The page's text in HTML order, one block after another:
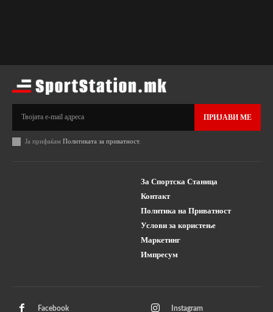
ПРИЈАВИ МЕ
Ја прифаќам Политиката за приватност.
За Спортска Станица
Контакт
Политика на Приватност
Услови за користење
Маркетинг
Импресум
Facebook Instagram